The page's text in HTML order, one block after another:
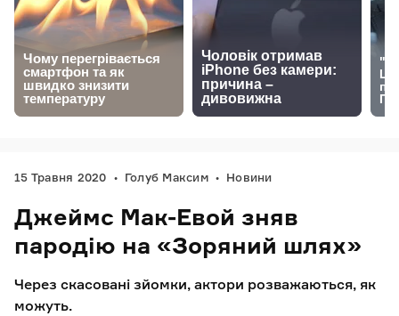
15 Травня 2020 Голуб Максим Новини
Джеймс Мак-Евой зняв
пародію на «Зоряний шлях»
Через скасовані зйомки, актори розважаються, як
можуть.